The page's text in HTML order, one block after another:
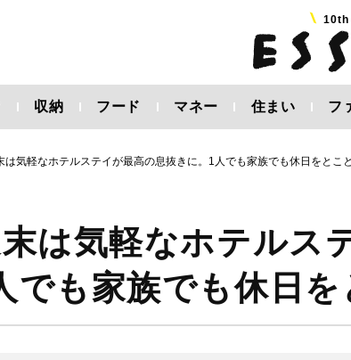
収納 フード マネー 住まい フ
は気軽なホテルステイが最高の息抜きに。1人でも家族でも休日をとこ
は気軽なホテルス
でも家族でも休日